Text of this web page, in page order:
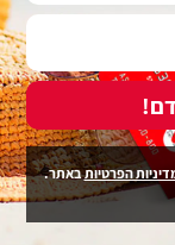
הפרטיותבאתר.